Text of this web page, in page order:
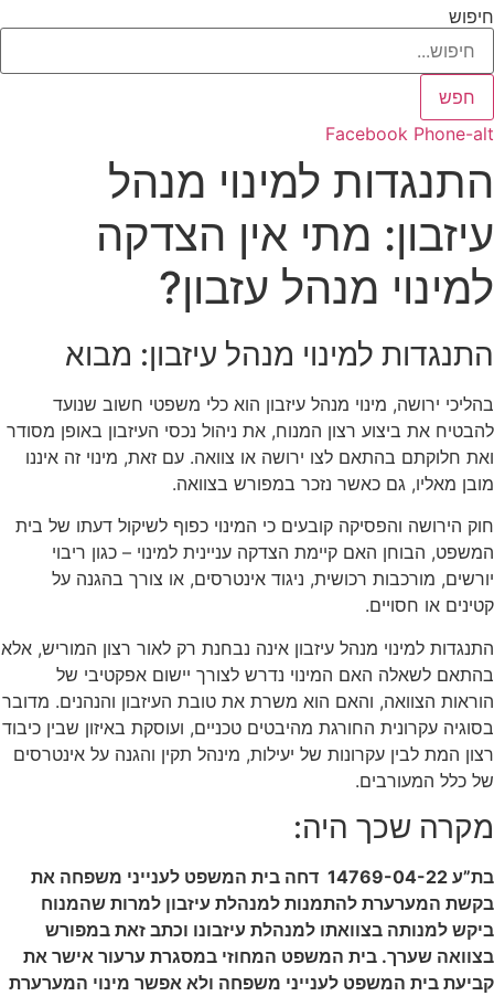
חיפוש
חפש
Facebook Phone-alt
התנגדות למינוי מנהל
עיזבון: מתי אין הצדקה
למינוי מנהל עזבון?
התנגדות למינוי מנהל עיזבון: מבוא
בהליכי ירושה, מינוי מנהל עיזבון הוא כלי משפטי חשוב שנועד
להבטיח את ביצוע רצון המנוח, את ניהול נכסי העיזבון באופן מסודר
ואת חלוקתם בהתאם לצו ירושה או צוואה. עם זאת, מינוי זה איננו
מובן מאליו, גם כאשר נזכר במפורש בצוואה.
חוק הירושה והפסיקה קובעים כי המינוי כפוף לשיקול דעתו של בית
המשפט, הבוחן האם קיימת הצדקה עניינית למינוי – כגון ריבוי
יורשים, מורכבות רכושית, ניגוד אינטרסים, או צורך בהגנה על
קטינים או חסויים.
התנגדות למינוי מנהל עיזבון אינה נבחנת רק לאור רצון המוריש, אלא
בהתאם לשאלה האם המינוי נדרש לצורך יישום אפקטיבי של
הוראות הצוואה, והאם הוא משרת את טובת העיזבון והנהנים. מדובר
בסוגיה עקרונית החורגת מהיבטים טכניים, ועוסקת באיזון שבין כיבוד
רצון המת לבין עקרונות של יעילות, מינהל תקין והגנה על אינטרסים
של כלל המעורבים.
מקרה שכך היה:
בת”ע 14769-04-22 דחה בית המשפט לענייני משפחה את
בקשת המערערת להתמנות למנהלת עיזבון למרות שהמנוח
ביקש למנותה בצוואתו למנהלת עיזבונו וכתב זאת במפורש
בצוואה שערך. בית המשפט המחוזי במסגרת ערעור אישר את
קביעת בית המשפט לענייני משפחה ולא אפשר מינוי המערערת